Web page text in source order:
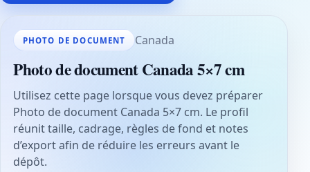
PHOTO DE DOCUMENT Canada
Photo de document Canada 5×7 cm
Utilisez cette page lorsque vous devez préparer
Photo de document Canada 5×7 cm. Le profil
réunit taille, cadrage, règles de fond et notes
d’export afin de réduire les erreurs avant le
dépôt.